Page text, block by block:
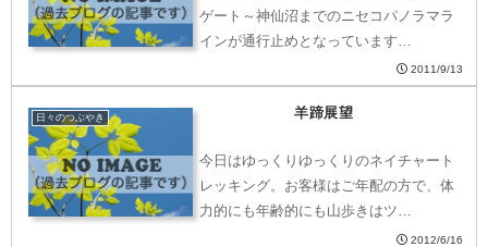
ゲート～神仙沼までのニセコパノラマラ
インが通行止めとなっています…
2011/9/13
日々のつぶやき 羊蹄展望
今日はゆっくりゆっくりのネイチャート
レッキング。お客様はご年配の方で、体
力的にも年齢的にも山歩きはツ…
2012/6/16